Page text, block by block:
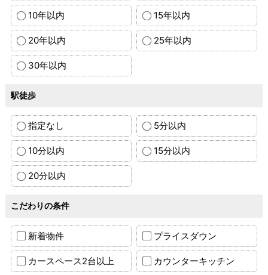
10年以内 15年以内
20年以内 25年以内
30年以内
駅徒歩
指定なし 5分以内
10分以内 15分以内
20分以内
こだわりの条件
新着物件 プライスダウン
カースペース2台以上 カウンターキッチン